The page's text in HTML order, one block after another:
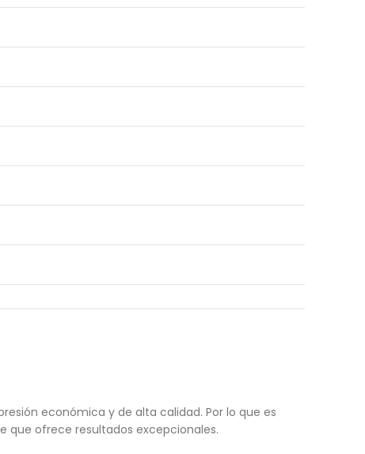
económica y de alta calidad. Por lo que es
que ofrece resultados excepcionales.